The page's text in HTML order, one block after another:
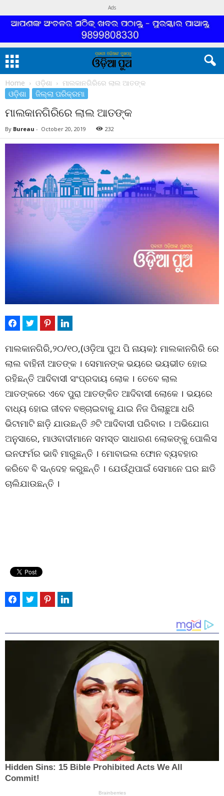
Ads
Home ଓଡ଼ିଶା ମାଲକାନଗିରିରେ ଲାଲ ଆତଙ୍କ
ଓଡ଼ିଶା ଜିଲ୍ଲା ପରିକ୍ରମା
ମାଲକାନଗିରିରେ ଲାଲ ଆତଙ୍କ
By Bureau - October 20, 2019 232
ମାଲକାନଗିରି,୨୦/୧୦,(ଓଡ଼ିଆ ପୁଅ ପି ନାୟକ): ମାଲକାନଗିରି ରେ
ଲାଲ ବାହିନୀ ଆତଙ୍କ । ସେମାନଙ୍କ ଭୟରେ ଭୟଭୀତ ହୋଇ
ରହିଛନ୍ତି ଆଦିବାସୀ ସଂପ୍ରଦାୟ ଲୋକ । ତେବେ ଲାଲ
ଆତଙ୍କରେ ଏବେ ପୁରା ଆତଙ୍କିତ ଆଦିବାସୀ ଲୋକେ । ଭୟରେ
ବାଧ୍ୟ ହୋଇ ଜୀବନ ବଞ୍ଚାଇବାକୁ ଯାଇ ନିଜ ପିଲାଛୁଆ ଧରି
ଭିଟାମାଟି ଛାଡ଼ି ଯାଉଛନ୍ତି ୬ଟି ଆଦିବାସୀ ପରିବାର । ଅଭିଯୋଗ
ଅନୁସାରେ, ମାଓବାଦୀମାନେ ସମସ୍ତ ସାଧାରଣ ଲୋକଙ୍କୁ ପୋଲିସ
ଇନଫର୍ମର ଭାବି ମାରୁଛନ୍ତି । ମୋବାଇଲ ଫୋନ ବ୍ୟବହାର
କରିବେ ବି ସନ୍ଦେହ କରୁଛନ୍ତି । ଯେଉଁଥିପାଇଁ ସେମାନେ ଘର ଛାଡି
ଚାଲିଯାଉଛନ୍ତି ।